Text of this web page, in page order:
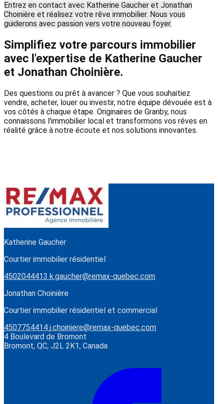
Entrez en contact avec Katherine Gaucher et Jonathan
Choinière et réalisez votre rêve immobilier. Nous vous
guiderons avec passion vers votre nouveau foyer.
Simplifiez votre parcours immobilier
avec l'expertise de Katherine Gaucher
et Jonathan Choinière.
Des questions ou prêt à avancer ? Que vous souhaitiez
vendre, acheter, louer ou investir, notre équipe dévouée est à
vos côtés à chaque étape. Originaires de Granby, nous
connaissons l'immobilier local et transformons vos rêves en
réalité grâce à notre écoute et nos solutions innovantes.
Katherine Gaucher
Courtier immobilier résidentiel
4502044413 k.gaucher@remax-quebec.com
Jonathan Choinière
Courtier immobilier résidentiel et commercial
4507754414 j.choiniere@remax-quebec.com
4 Boulevard de Bromont
Bromont, QC, J2L 2K1, Canada